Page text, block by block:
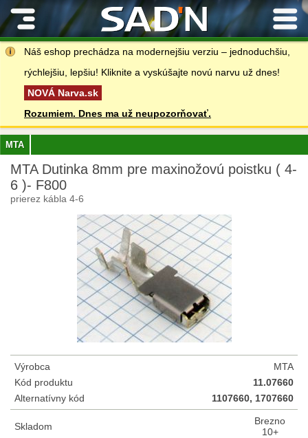
Náš eshop prechádza na modernejšiu verziu – jednoduchšiu,
rýchlejšiu, lepšiu! Kliknite a vyskúšajte novú narvu už dnes!
NOVÁ Narva.sk
Rozumiem. Dnes ma už neupozorňovať.
Kontakty
MTA
MTA Dutinka 8mm pre maxinožovú poistku ( 4-
6 )- F800
prierez kábla 4-6
Výrobca
MTA
Kód produktu
11.07660
Alternatívny kód
1107660, 1707660
Skladom
Brezno
10+